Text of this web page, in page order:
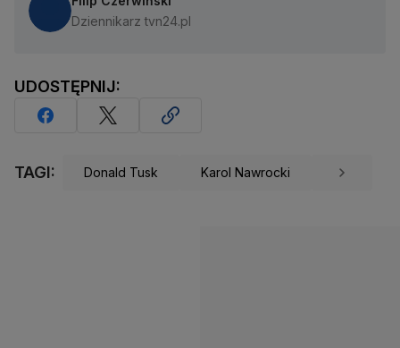
Dziennikarz tvn24.pl
UDOSTĘPNIJ:
TAGI: Donald Tusk Karol Nawrocki